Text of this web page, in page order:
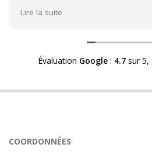
Héritage afin d'échanger sur
m'a fourni des explications sur
visuel.
enceinte n'est plus fabriqué (et
Avoir ce genre d'explication est
Lire la suite
Évaluation Google: 4.7sur 5,
COORDONNÉES